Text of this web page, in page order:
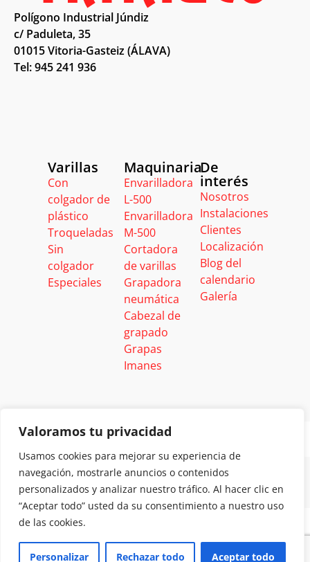
Valoramos tu privacidad
Usamos cookies para mejorar su experiencia de
navegación, mostrarle anuncios o contenidos
personalizados y analizar nuestro tráfico. Al hacer clic en
“Aceptar todo” usted da su consentimiento a nuestro uso
de las cookies.
Personalizar Rechazar todo Aceptar todo
Polígono Industrial Júndiz
c/ Paduleta, 35
01015 Vitoria-Gasteiz (ÁLAVA)
Tel: 945 241 936
Varillas
Con
colgador de
plástico
Troqueladas
Sin
colgador
Especiales
Maquinaria
Envarilladora
L-500
Envarilladora
M-500
Cortadora
de varillas
Grapadora
neumática
Cabezal de
grapado
Grapas
Imanes
De
interés
Nosotros
Instalaciones
Clientes
Localización
Blog del
calendario
Galería